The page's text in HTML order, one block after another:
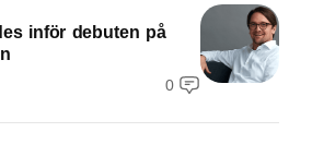
inför debuten på
0